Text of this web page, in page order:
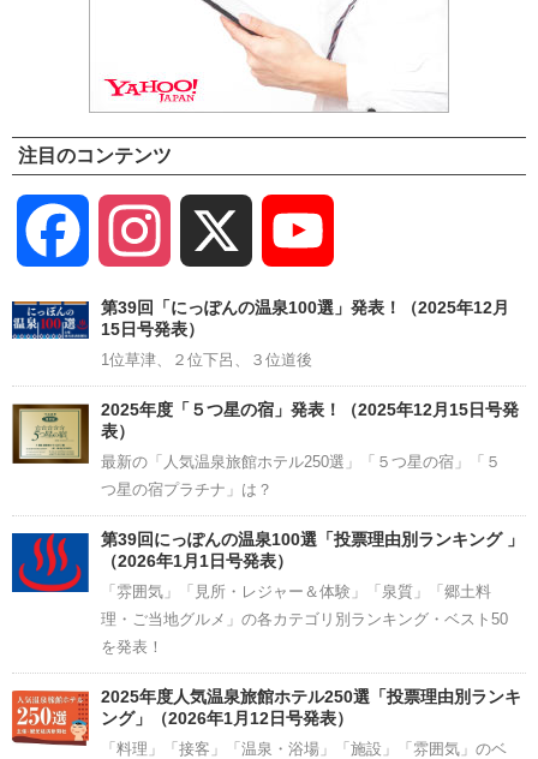
注目のコンテンツ
Facebook Instagram
Channel
第39回「にっぽんの温泉100選」発表！（2025年12月
15日号発表）
1位草津、２位下呂、３位道後
2025年度「５つ星の宿」発表！（2025年12月15日号発
表）
最新の「人気温泉旅館ホテル250選」「５つ星の宿」「５
つ星の宿プラチナ」は？
第39回にっぽんの温泉100選「投票理由別ランキング 」
（2026年1月1日号発表）
「雰囲気」「見所・レジャー＆体験」「泉質」「郷土料
理・ご当地グルメ」の各カテゴリ別ランキング・ベスト50
を発表！
2025年度人気温泉旅館ホテル250選「投票理由別ランキ
ング」（2026年1月12日号発表）
「料理」「接客」「温泉・浴場」「施設」「雰囲気」のベ